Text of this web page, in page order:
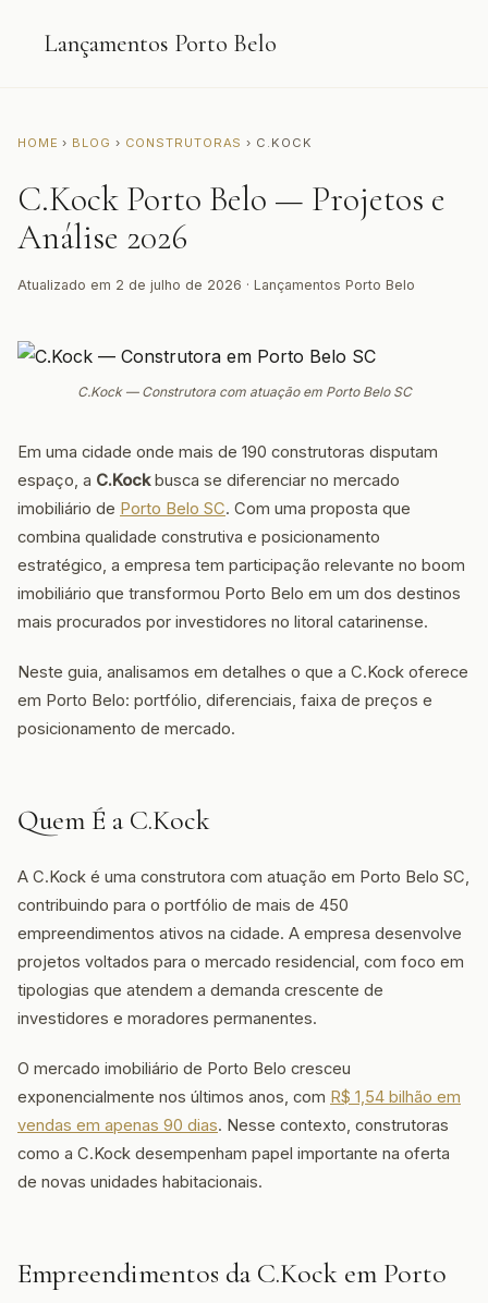
Lançamentos Porto Belo
HOME › BLOG › CONSTRUTORAS › C.KOCK
C.Kock Porto Belo — Projetos e
Análise 2026
Atualizado em 2 de julho de 2026 · Lançamentos Porto Belo
C.Kock — Construtora com atuação em Porto Belo SC
Em uma cidade onde mais de 190 construtoras disputam
espaço, a C.Kockbusca se diferenciar no mercado
imobiliário de Porto Belo SC. Com uma proposta que
combina qualidade construtiva e posicionamento
estratégico, a empresa tem participação relevante no boom
imobiliário que transformou Porto Belo em um dos destinos
mais procurados por investidores no litoral catarinense.
Neste guia, analisamos em detalhes o que a C.Kock oferece
em Porto Belo: portfólio, diferenciais, faixa de preços e
posicionamento de mercado.
Quem É a C.Kock
A C.Kock é uma construtora com atuação em Porto Belo SC,
contribuindo para o portfólio de mais de 450
empreendimentos ativos na cidade. A empresa desenvolve
projetos voltados para o mercado residencial, com foco em
tipologias que atendem a demanda crescente de
investidores e moradores permanentes.
O mercado imobiliário de Porto Belo cresceu
exponencialmente nos últimos anos, com R$ 1,54 bilhão em
vendas em apenas 90 dias. Nesse contexto, construtoras
como a C.Kock desempenham papel importante na oferta
de novas unidades habitacionais.
Empreendimentos da C.Kock em Porto